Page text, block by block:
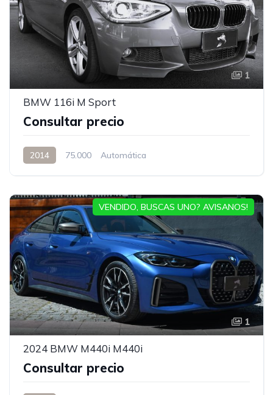
1
BMW 116i M Sport
Consultar precio
2014 75.000 Automática
1
2024 BMW M440i M440i
Consultar precio
VENDIDO, BUSCAS UNO? AVISANOS!